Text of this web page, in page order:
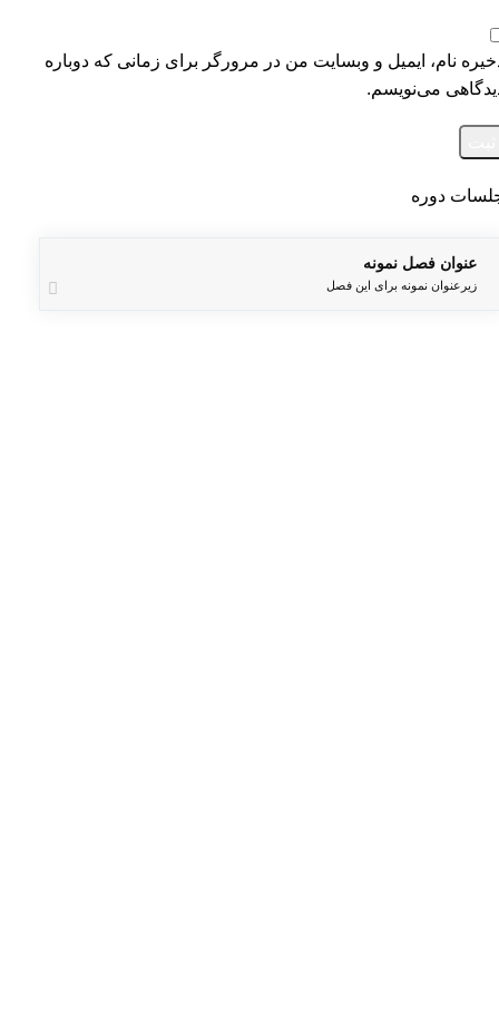
نام، ایمیل و وبسایت من در مرورگر برای زمانی که دوباره
می‌نویسم.
دوره
عنوان فصل نمونه
زیرعنوان نمونه برای این فصل